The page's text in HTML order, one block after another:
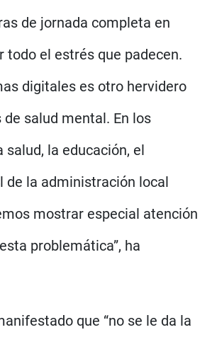
de jornada completa en
todo el estrés que padecen.
digitales es otro hervidero
salud mental. En los
salud, la educación, el
de la administración local
mostrar especial atención
problemática”, ha
que “no se le da la